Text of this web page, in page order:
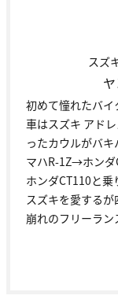
スズ
初めて憧れたバイ
車はスズキ アド
ったカウルがバ
マハR-1Z→ホン
ホンダCT110と
スズキを愛する
崩れのフリーラ